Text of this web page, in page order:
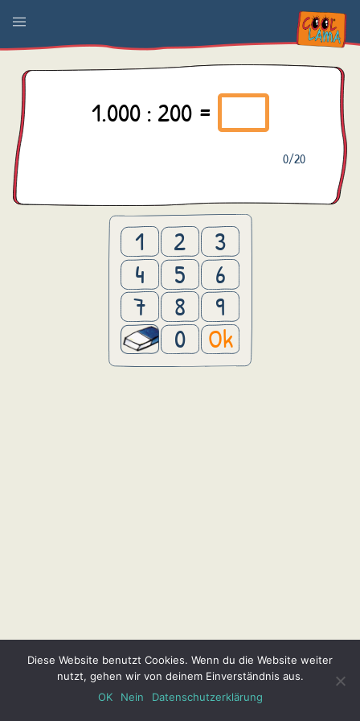
1.000 : 200 =
0/20
1 2
3
4
5
6
7
8
9
0
Ok
Diese Website benutzt Cookies. Wenn du die Website weiter
nutzt, gehen wir von deinem Einverständnis aus.
OK
Nein Datenschutzerklärung